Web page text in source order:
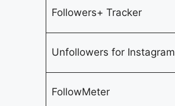
Followers+ Tracker
Unfollowers for Instagram
FollowMeter